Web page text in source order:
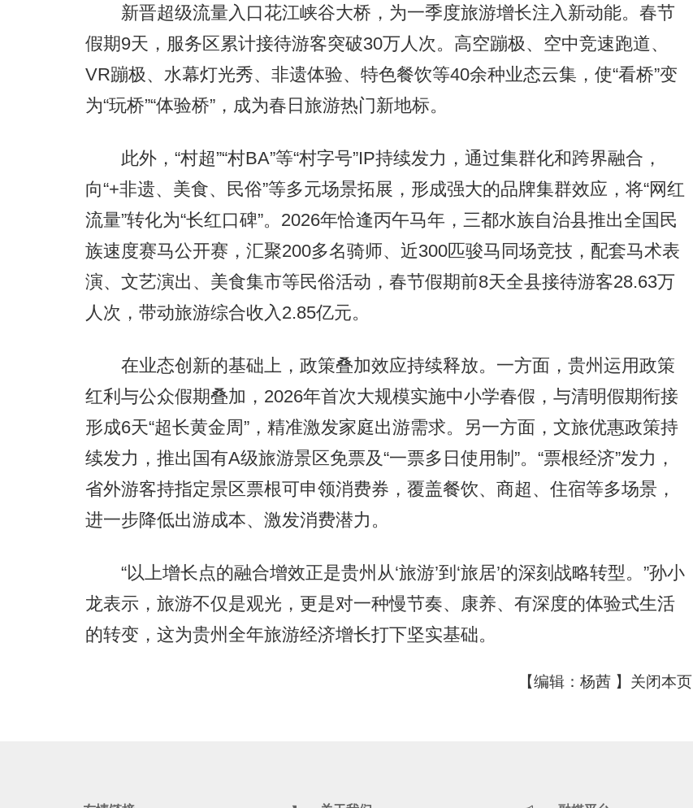
新晋超级流量入口花江峡谷大桥，为一季度旅游增长注入新动能。春节
假期9天，服务区累计接待游客突破30万人次。高空蹦极、空中竞速跑道、
VR蹦极、水幕灯光秀、非遗体验、特色餐饮等40余种业态云集，使“看桥”变
为“玩桥”“体验桥”，成为春日旅游热门新地标。
此外，“村超”“村BA”等“村字号”IP持续发力，通过集群化和跨界融合，
向“+非遗、美食、民俗”等多元场景拓展，形成强大的品牌集群效应，将“网红
流量”转化为“长红口碑”。2026年恰逢丙午马年，三都水族自治县推出全国民
族速度赛马公开赛，汇聚200多名骑师、近300匹骏马同场竞技，配套马术表
演、文艺演出、美食集市等民俗活动，春节假期前8天全县接待游客28.63万
人次，带动旅游综合收入2.85亿元。
在业态创新的基础上，政策叠加效应持续释放。一方面，贵州运用政策
红利与公众假期叠加，2026年首次大规模实施中小学春假，与清明假期衔接
形成6天“超长黄金周”，精准激发家庭出游需求。另一方面，文旅优惠政策持
续发力，推出国有A级旅游景区免票及“一票多日使用制”。“票根经济”发力，
省外游客持指定景区票根可申领消费券，覆盖餐饮、商超、住宿等多场景，
进一步降低出游成本、激发消费潜力。
“以上增长点的融合增效正是贵州从‘旅游’到‘旅居’的深刻战略转型。”孙小
龙表示，旅游不仅是观光，更是对一种慢节奏、康养、有深度的体验式生活
的转变，这为贵州全年旅游经济增长打下坚实基础。
【编辑：杨茜 】 关闭本页